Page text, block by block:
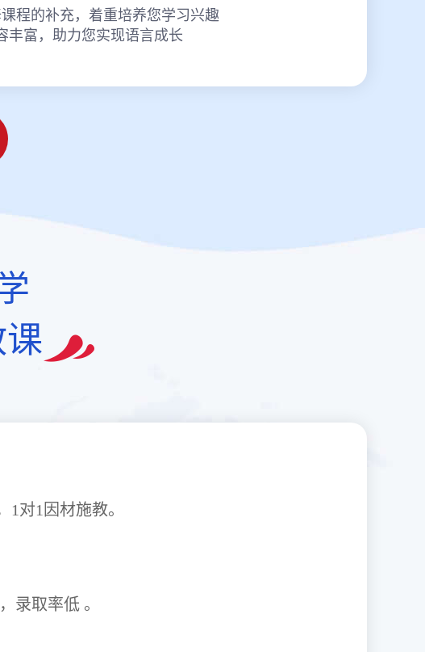
程的补充，着重培养您学习兴趣
丰富，助力您实现语言成长
，1对1因材施教。
查，录取率低 。